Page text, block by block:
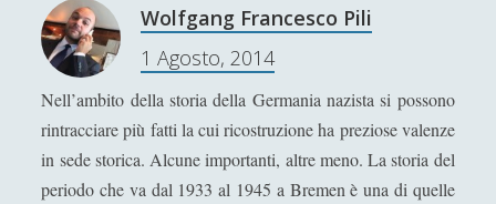
w
i
t
t
a
c
e
b
o
u
t
u
b
c
h
SUPPORT US
Se apprezzi il nostro lavoro, puoi effettuare una
donazione tramite PayPal!
Wolfgang Francesco Pili
1 Agosto, 2014
Nell’ambito della storia della Germania nazista si possono
rintracciare più fatti la cui ricostruzione ha preziose valenze
in sede storica. Alcune importanti, altre meno. La storia del
periodo che va dal 1933 al 1945 a Bremen è una di quelle